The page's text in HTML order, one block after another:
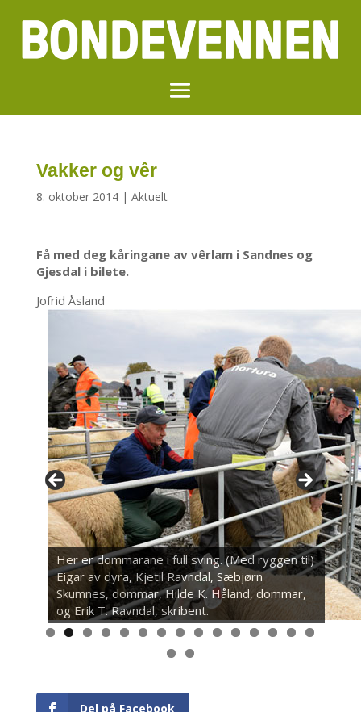
Vakker og vêr
8. oktober 2014| Aktuelt
Få med deg kåringane av vêrlam i Sandnes og
Gjesdal i bilete.
Jofrid Åsland
Her er dommarane i full sving. (Med ryggen til)
Eigar av dyra, Kjetil Ravndal, Sæbjørn
Skumnes, dommar, Hilde K. Håland, dommar,
og Erik T. Ravndal, skribent.
Del på Facebook